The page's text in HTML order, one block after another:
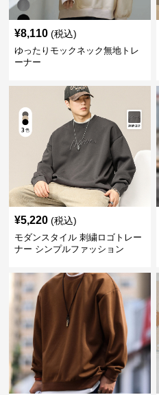
¥8,110 (税込)
ゆったりモックネック無地トレ
ーナー
¥5,220 (税込)
モダンスタイル 刺繍ロゴトレー
ナー シンプルファッション